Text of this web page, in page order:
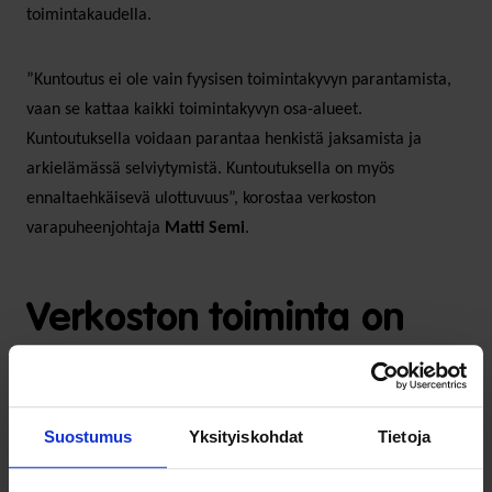
Suostumus Yksityiskohdat Tietoja
toimintakaudella.
”Kuntoutus ei ole vain fyysisen toimintakyvyn parantamista,
vaan se kattaa kaikki toimintakyvyn osa-alueet.
Kuntoutuksella voidaan parantaa henkistä jaksamista ja
arkielämässä selviytymistä. Kuntoutuksella on myös
ennaltaehkäisevä ulottuvuus”, korostaa verkoston
varapuheenjohtaja Matti Semi.
Verkoston toiminta on
koettu merkitykselliseksi
ja sitä halutaan jatkaa